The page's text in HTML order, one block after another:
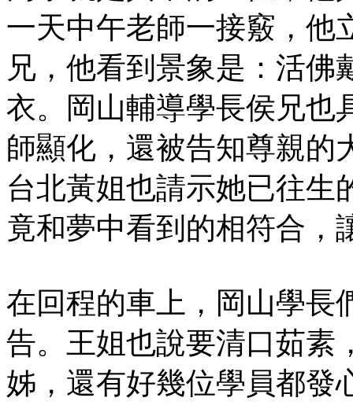
一天中午老師一接竅，他
兄，他看到景象是：活
衣。岡山輔導學長侯兄也
師顯化，還被告知尊親的
台北黃姐也請示她已往生
竟和夢中看到的相符合，
在回程的車上，岡山學長
告。王姐也說要清口茹素
姊，還有好幾位學員都發